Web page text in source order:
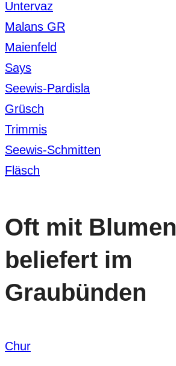
Untervaz
Malans GR
Maienfeld
Says
Seewis-Pardisla
Grüsch
Trimmis
Seewis-Schmitten
Fläsch
Oft mit Blumen
beliefert im
Graubünden
Chur